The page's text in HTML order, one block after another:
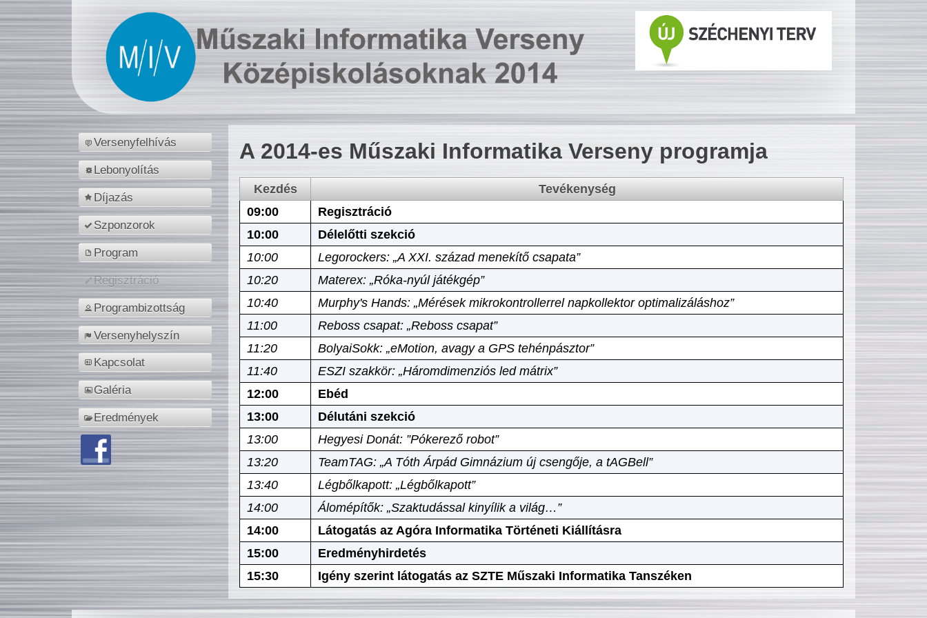
Versenyfelhívás
Lebonyolítás
Díjazás
Szponzorok
Program
Regisztráció
Programbizottság
Versenyhelyszín
Kapcsolat
Galéria
Eredmények
A 2014-es Műszaki Informatika Verseny programja
Kezdés
Tevékenység
09:00
Regisztráció
10:00
Délelőtti szekció
10:00
Legorockers: „A XXI. század menekítő csapata”
10:20
Materex: „Róka-nyúl játékgép”
10:40
Murphy's Hands: „Mérések mikrokontrollerrel napkollektor optimalizáláshoz”
11:00
Reboss csapat: „Reboss csapat”
11:20
BolyaiSokk: „eMotion, avagy a GPS tehénpásztor”
11:40
ESZI szakkör: „Háromdimenziós led mátrix”
12:00
Ebéd
13:00
Délutáni szekció
13:00
Hegyesi Donát: ”Pókerező robot”
13:20
TeamTAG: „A Tóth Árpád Gimnázium új csengője, a tAGBell”
13:40
Légbőlkapott: „Légbőlkapott”
14:00
Álomépítők: „Szaktudással kinyílik a világ…”
14:00
Látogatás az Agóra Informatika Történeti Kiállításra
15:00
Eredményhirdetés
15:30
Igény szerint látogatás az SZTE Műszaki Informatika Tanszéken